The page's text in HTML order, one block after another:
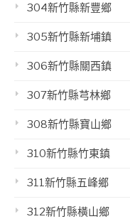
304新竹縣新豐鄉
305新竹縣新埔鎮
306新竹縣關西鎮
307新竹縣芎林鄉
308新竹縣寶山鄉
310新竹縣竹東鎮
311新竹縣五峰鄉
312新竹縣橫山鄉